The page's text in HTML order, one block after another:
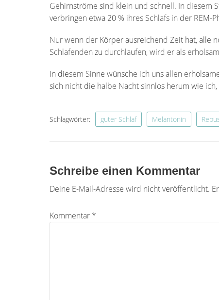
Gehirnströme sind klein und schnell. In diesem
verbringen etwa 20 % ihres Schlafs in der REM-
Nur wenn der Körper ausreichend Zeit hat, alle
Schlafenden zu durchlaufen, wird er als
In diesem Sinne wünsche ich uns allen
sich nicht die halbe Nacht sinnlos herum wie
Schlagwörter: guter Schlaf Melantonin
Schreibe einen Kommentar
Deine E-Mail-Adresse wird nicht veröffentlicht.
Kommentar *